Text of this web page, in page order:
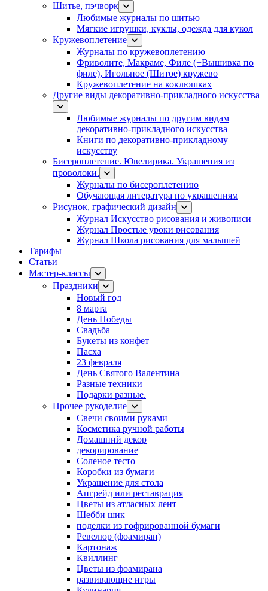
Шитье, пэчворк
Любимые журналы по шитью
Мягкие игрушки, куклы, одежда для кукол
Кружевоплетение
Журналы по кружевоплетению
Фриволите, Макраме, Филе (+Вышивка по
филе), Игольное (Шитое) кружево
Кружевоплетение на коклюшках
Другие виды декоративно-прикладного искусства
Любимые журналы по другим видам
декоративно-прикладного искусства
Книги по декоративно-прикладному
искусству
Бисероплетение. Ювелирика. Украшения из
проволоки.
Журналы по бисероплетению
Обучающая литература по украшениям
Рисунок, графический дизайн
Журнал Искусство рисования и живописи
Журнал Простые уроки рисования
Журнал Школа рисования для малышей
Тарифы
Статьи
Мастер-классы
Праздники
Новый год
8 марта
День Победы
Свадьба
Букеты из конфет
Пасха
23 февраля
День Святого Валентина
Разные техники
Подарки разные.
Прочее рукоделие
Свечи своими руками
Косметика ручной работы
Домашний декор
декорирование
Соленое тесто
Коробки из бумаги
Украшение для стола
Апгрейд или реставрация
Цветы из атласных лент
Шебби шик
поделки из гофрированной бумаги
Ревелюр (фоамиран)
Картонаж
Квиллинг
Цветы из фоамирана
развивающие игры